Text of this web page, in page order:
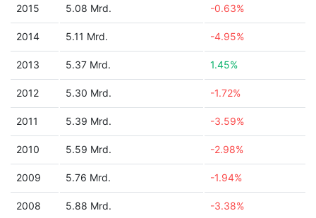
2015 5.08 Mrd. -0.63%
2014 5.11 Mrd. -4.95%
2013 5.37 Mrd. 1.45%
2012 5.30 Mrd. -1.72%
2011 5.39 Mrd. -3.59%
2010 5.59 Mrd. -2.98%
2009 5.76 Mrd. -1.94%
2008 5.88 Mrd. -3.38%